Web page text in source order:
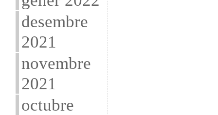
desembre
2021
novembre
2021
octubre